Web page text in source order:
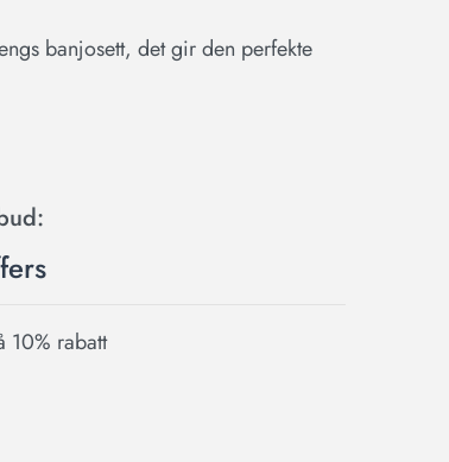
banjosett, det gir den perfekte
10% rabatt